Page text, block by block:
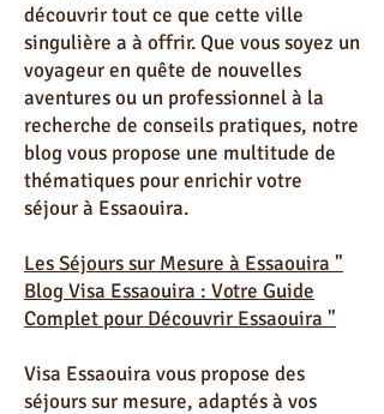
Bienvenue sur le Blog Visa Essaouira,
votre portail incontournable pour
découvrir tout ce que cette ville
singulière a à offrir. Que vous soyez un
voyageur en quête de nouvelles
aventures ou un professionnel à la
recherche de conseils pratiques, notre
blog vous propose une multitude de
séjour à Essaouira.
Les Séjours sur Mesure à Essaouira "
Complet pour Découvrir Essaouira "